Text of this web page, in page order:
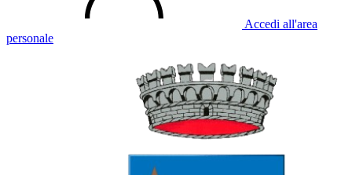
Accedi all'area
personale